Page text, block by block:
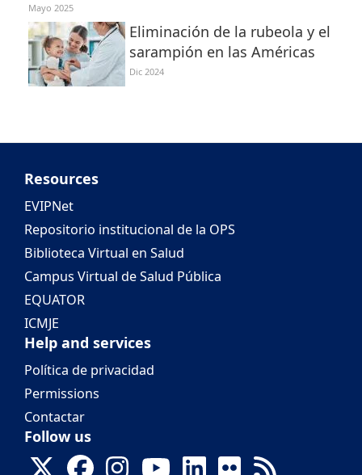
Mayo 2025
Eliminación de la rubeola y el
sarampión en las Américas
Dic 2024
Resources
EVIPNet
Repositorio institucional de la OPS
Biblioteca Virtual en Salud
Campus Virtual de Salud Pública
EQUATOR
ICMJE
Help and services
Política de privacidad
Permissions
Contactar
Follow us